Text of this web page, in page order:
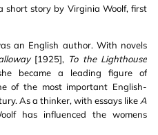
short story by Virginia Woolf, first
an English author. With novels
[1925], To the Lighthouse
became a leading figure of
of the most important English-
As a thinker, with essays like A
has influenced the womens